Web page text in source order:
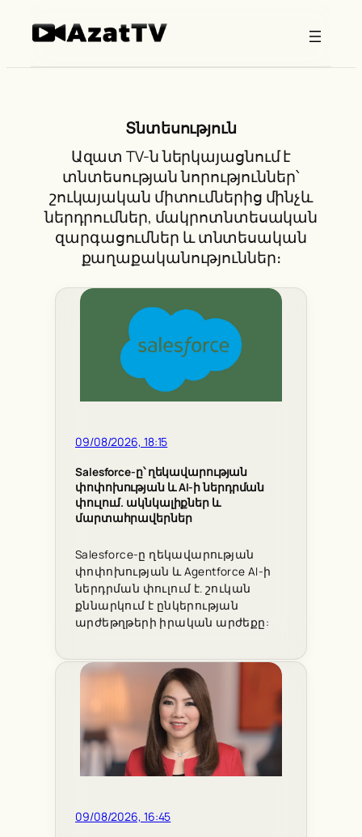
Տնտեսություն
Ազատ TV-ն ներկայացնում է
տնտեսության նորություններ՝
շուկայական միտումներից մինչև
ներդրումներ, մակրոտնտեսական
զարգացումներ և տնտեսական
քաղաքականություններ։
09/08/2026, 18:15
Salesforce-ը՝ ղեկավարության
փոփոխության և AI-ի ներդրման
փուլում. ակնկալիքներ և
մարտահրավերներ
Salesforce-ը ղեկավարության
փոփոխության և Agentforce AI-ի
ներդրման փուլում է. շուկան
քննարկում է ընկերության
արժեթղթերի իրական արժեքը:
09/08/2026, 16:45